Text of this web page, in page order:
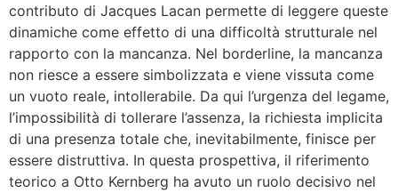
contributo di Jacques Lacan permette di leggere queste
dinamiche come effetto di una difficoltà strutturale nel
rapporto con la mancanza. Nel borderline, la mancanza
non riesce a essere simbolizzata e viene vissuta come
un vuoto reale, intollerabile. Da qui l’urgenza del legame,
l’impossibilità di tollerare l’assenza, la richiesta implicita
di una presenza totale che, inevitabilmente, finisce per
essere distruttiva. In questa prospettiva, il riferimento
teorico a Otto Kernberg ha avuto un ruolo decisivo nel